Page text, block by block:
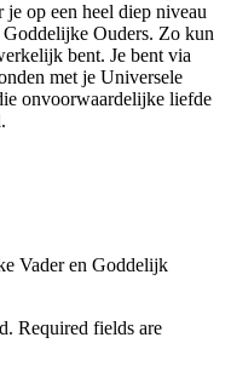
op een heel diep niveau
Ouders. Zo kun
bent. Je bent via
met je Universele
onvoorwaardelijke liefde
Vader en Goddelijk
Required fields are